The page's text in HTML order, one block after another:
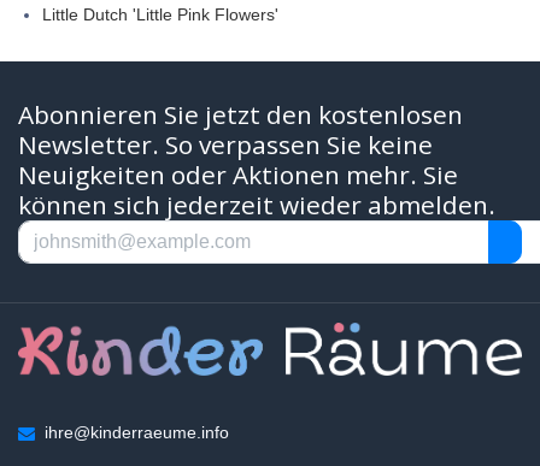
Little Dutch 'Little Pink Flowers'
Abonnieren Sie jetzt den kostenlosen
Newsletter. So verpassen Sie keine
Neuigkeiten oder Aktionen mehr. Sie
können sich jederzeit wieder abmelden.
ihre@kinderraeume.info